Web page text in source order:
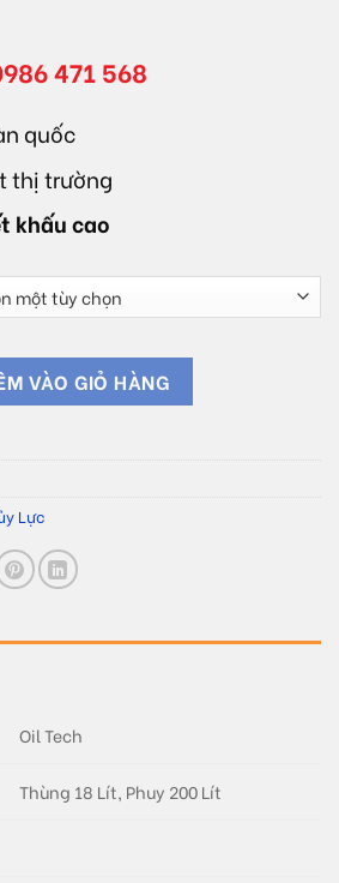
471 568
quốc
thị trường
khấu cao
MOLDING OIL AL số lượng
VÀO GIỎ HÀNG
Lực
Oil Tech
Thùng 18 Lít, Phuy 200 Lít